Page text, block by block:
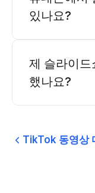
있나요?
제 슬라이
했나요?
TikTok 동영상